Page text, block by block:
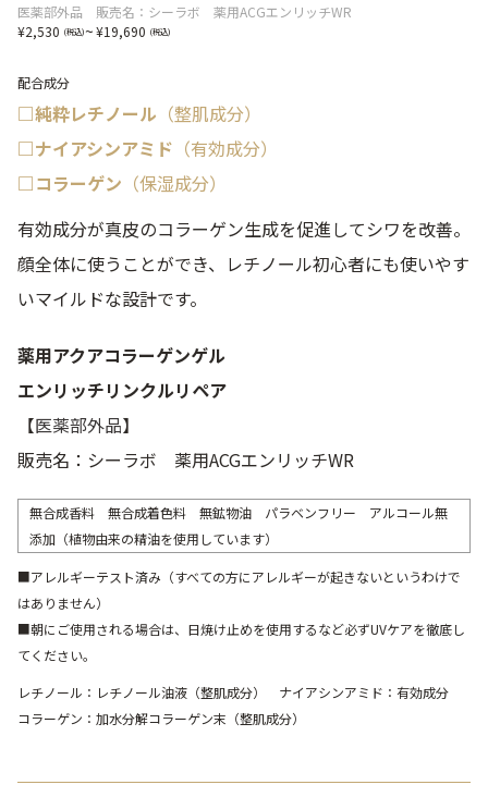
医薬部外品 販売名：シーラボ 薬用ACGエンリッチWR
2,530
~ 19,690
配合成分
□純粋レチノール （整肌成分）
□ナイアシンアミド （有効成分）
□コラーゲン （保湿成分）
有効成分が真皮のコラーゲン生成を促進してシワを改善。
顔全体に使うことができ、レチノール初心者にも使いやす
いマイルドな設計です。
薬用アクアコラーゲンゲル
エンリッチリンクルリペア
【医薬部外品】
販売名：シーラボ 薬用ACGエンリッチWR
無合成香料 無合成着色料 無鉱物油 パラベンフリー アルコール無
添加（植物由来の精油を使用しています）
■アレルギーテスト済み（すべての方にアレルギーが起きないというわけで
はありません）
■朝にご使用される場合は、日焼け止めを使用するなど必ずUVケアを徹底し
てください。
レチノール：レチノール油液（整肌成分） ナイアシンアミド：有効成分
コラーゲン：加水分解コラーゲン末（整肌成分）